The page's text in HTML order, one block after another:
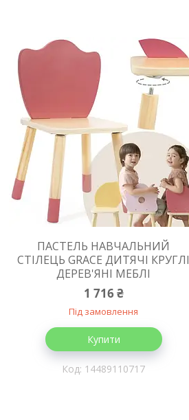
ПАСТЕЛЬ НАВЧАЛЬНИЙ
СТІЛЕЦЬ GRACE ДИТЯЧІ КРУГЛІ
ДЕРЕВ'ЯНІ МЕБЛІ
1 716 ₴
Під замовлення
Купити
14489110717